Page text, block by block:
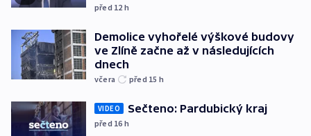
před 12 h
Demolice vyhořelé výškové budovy
ve Zlíně začne až v následujících
dnech
včera před 15 h
VIDEO Sečteno: Pardubický kraj
před 16 h